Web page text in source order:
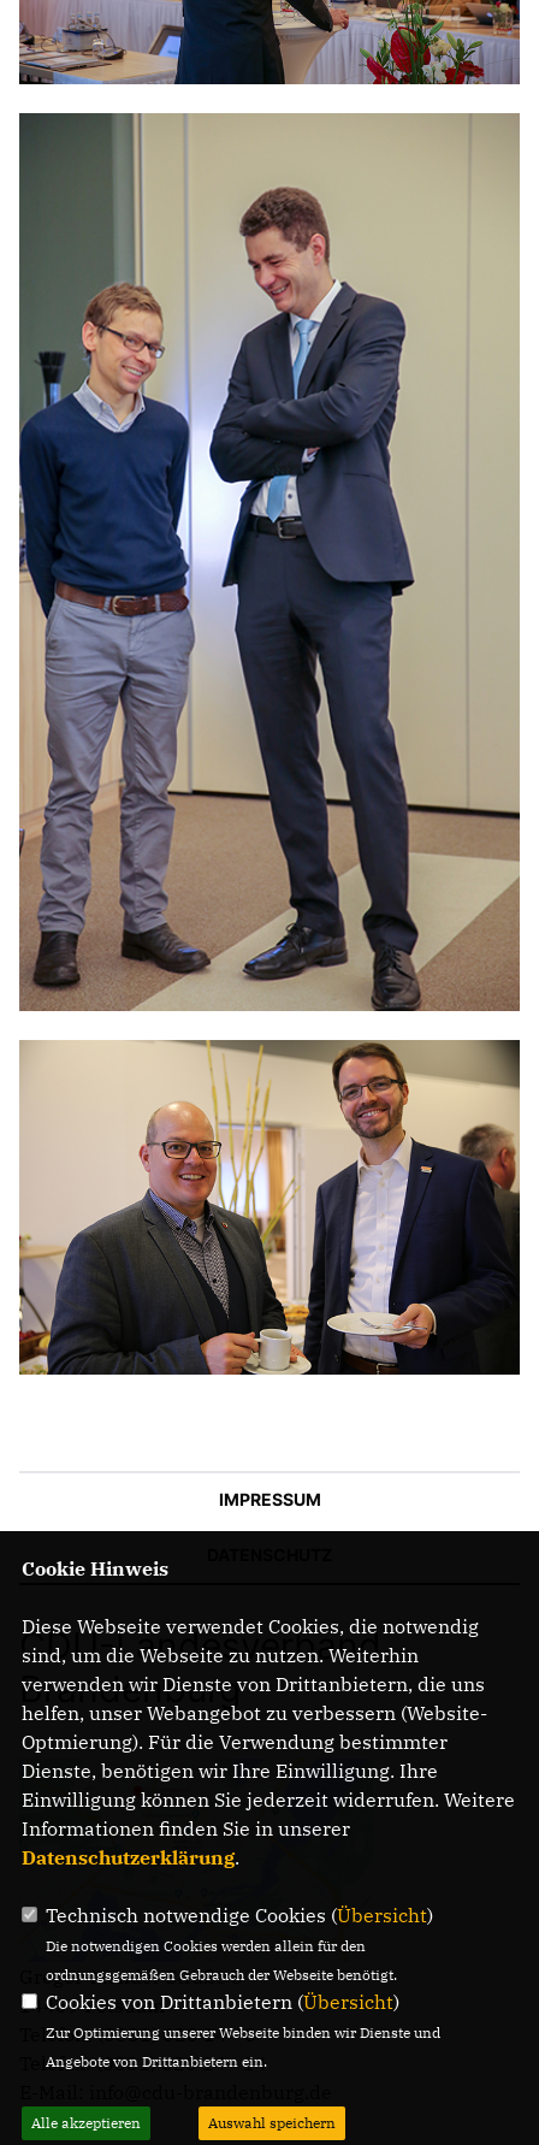
IMPRESSUM
CDU-Landesverband
Brandenburg
Gregor-Mendel-Straße 3
14469 Potsdam
Telefon: (0331) 620 14 - 0
Telefax: (0331) 620 14 - 14
Cookie Hinweis
Diese Webseite verwendet Cookies, die notwendig
sind, um die Webseite zu nutzen. Weiterhin
verwenden wir Dienste von Drittanbietern, die uns
helfen, unser Webangebot zu verbessern (Website-
Optmierung). Für die Verwendung bestimmter
Dienste, benötigen wir Ihre Einwilligung. Ihre
Einwilligung können Sie jederzeit widerrufen. Weitere
Informationen finden Sie in unserer
Datenschutzerklärung.
Technisch notwendige Cookies (Übersicht)
Die notwendigen Cookies werden allein für den
ordnungsgemäßen Gebrauch der Webseite benötigt.
Cookies von Drittanbietern (Übersicht)
Zur Optimierung unserer Webseite binden wir Dienste und
Angebote von Drittanbietern ein.
Alle akzeptieren Auswahl speichern